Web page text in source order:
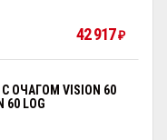
42 917₽
ОЧАГОМ VISION 60
60 LOG